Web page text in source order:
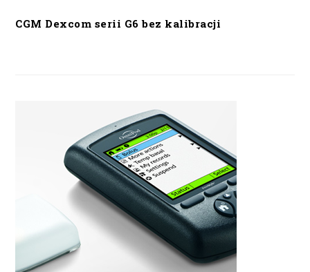
CGM Dexcom serii G6 bez kalibracji